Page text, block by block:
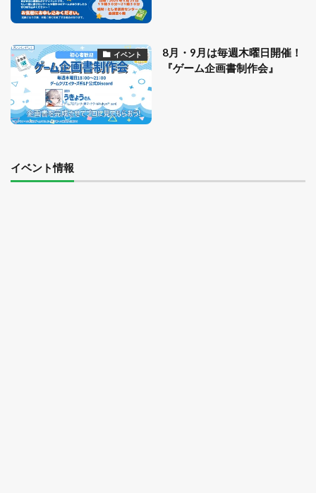
イベント
8月・9月は毎週木曜日開催！
『ゲーム企画書制作会』
イベント情報